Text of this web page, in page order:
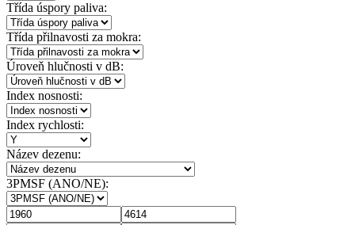
Třída úspory paliva:
Třída přilnavosti za mokra:
Úroveň hlučnosti v dB:
Index nosnosti:
Index rychlosti:
Název dezenu:
3PMSF (ANO/NE):